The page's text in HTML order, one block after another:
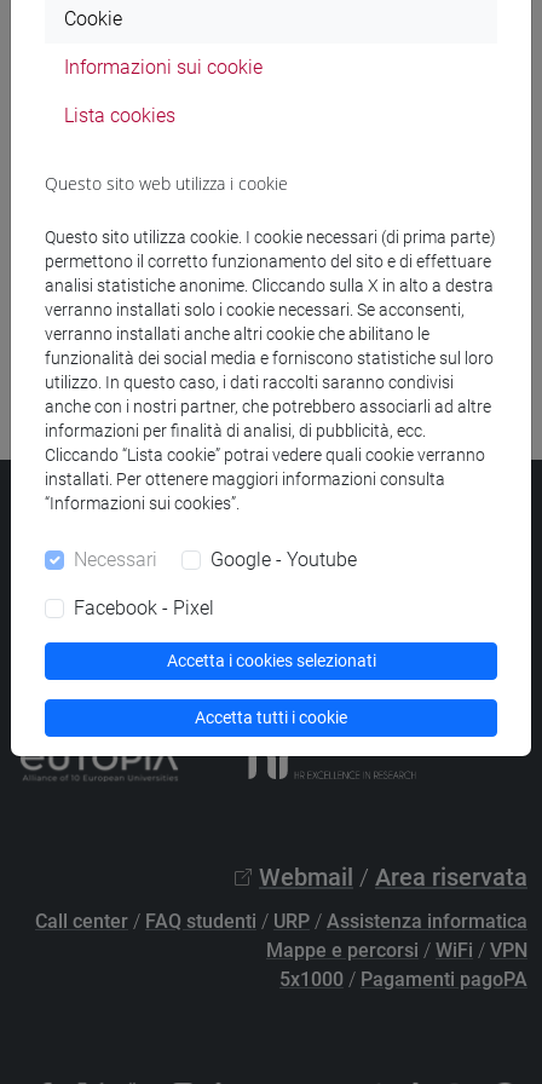
Ricerca insegnamenti
Ricerca pubblicazioni
Ricerca risorse bibliografiche
Università Ca’ Foscari
PECprotocollo@pec.unive.it
Privacy/Cookies/Credits e note legali
Elenco siti tematici
Webmail / Area riservata
Call center / FAQ studenti / URP / Assistenza informatica
Mappe e percorsi / WiFi / VPN
5x1000 / Pagamenti pagoPA
Cookie
Informazioni sui cookie
Lista cookies
Questo sito web utilizza i cookie
Questo sito utilizza cookie. I cookie necessari (di prima parte)
permettono il corretto funzionamento del sito e di effettuare
analisi statistiche anonime. Cliccando sulla X in alto a destra
verranno installati solo i cookie necessari. Se acconsenti,
verranno installati anche altri cookie che abilitano le
funzionalità dei social media e forniscono statistiche sul loro
utilizzo. In questo caso, i dati raccolti saranno condivisi
anche con i nostri partner, che potrebbero associarli ad altre
informazioni per finalità di analisi, di pubblicità, ecc.
Cliccando “Lista cookie” potrai vedere quali cookie verranno
installati. Per ottenere maggiori informazioni consulta
“Informazioni sui cookies”.
Necessari Google - Youtube
Facebook - Pixel
Accetta i cookies selezionati
Accetta tutti i cookie